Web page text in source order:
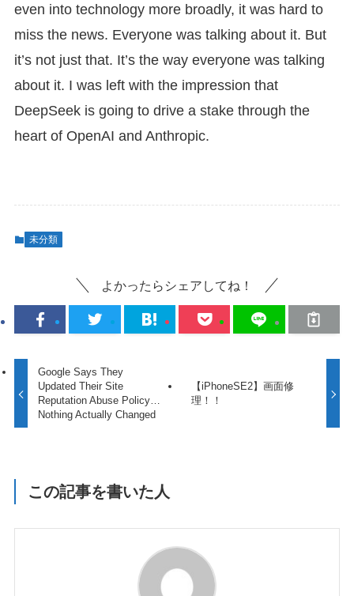
even into technology more broadly, it was hard to
miss the news. Everyone was talking about it. But
it’s not just that. It’s the way everyone was talking
about it. I was left with the impression that
DeepSeek is going to drive a stake through the
heart of OpenAI and Anthropic.
未分類
よかったらシェアしてね！
Google Says They
Updated Their Site
Reputation Abuse Policy…
Nothing Actually Changed
【iPhoneSE2】画面修
理！！
この記事を書いた人